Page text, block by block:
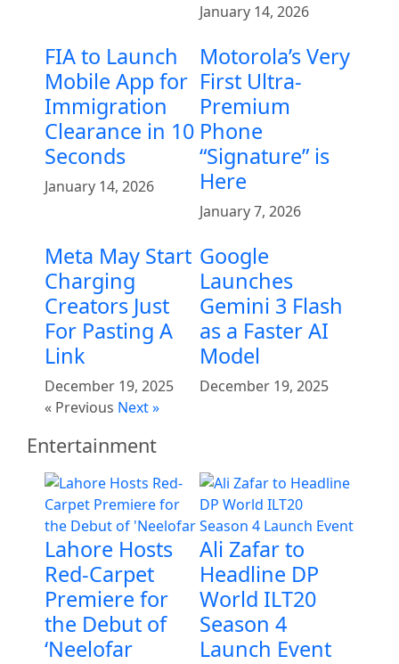
January 14, 2026
FIA to Launch
Mobile App for
Immigration
Clearance in 10
Seconds
January 14, 2026
Motorola’s Very
First Ultra-
Premium
Phone
“Signature” is
Here
January 7, 2026
Meta May Start
Charging
Creators Just
For Pasting A
Link
December 19, 2025
Google
Launches
Gemini 3 Flash
as a Faster AI
Model
December 19, 2025
« Previous Next »
Entertainment
Lahore Hosts
Red-Carpet
Premiere for
the Debut of
‘Neelofar
Ali Zafar to
Headline DP
World ILT20
Season 4
Launch Event